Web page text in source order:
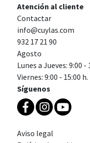
Atención al cliente
Contactar
info@cuylas.com
932 17 21 90
Agosto
Lunes a Jueves: 9:00 -
Viernes: 9:00 - 15:00 h.
Síguenos
Aviso legal